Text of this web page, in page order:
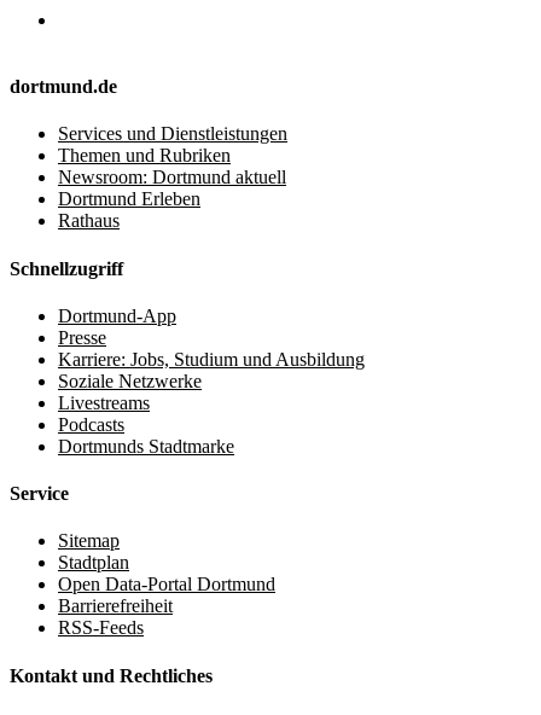
dortmund.de
Services und Dienstleistungen
Themen und Rubriken
Newsroom: Dortmund aktuell
Dortmund Erleben
Rathaus
Schnellzugriff
Dortmund-App
Presse
Karriere: Jobs, Studium und Ausbildung
Soziale Netzwerke
Livestreams
Podcasts
Dortmunds Stadtmarke
Service
Sitemap
Stadtplan
Open Data-Portal Dortmund
Barrierefreiheit
RSS-Feeds
Kontakt und Rechtliches